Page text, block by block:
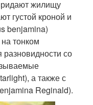
жилищу
густой кроной и
benjamina)
тонком
со
а также с
Reginald).